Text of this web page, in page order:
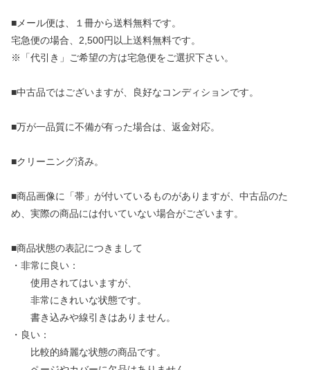
■メール便は、１冊から送料無料です。
宅急便の場合、2,500円以上送料無料です。
※「代引き」ご希望の方は宅急便をご選択下さい。
■中古品ではございますが、良好なコンディションです。
■万が一品質に不備が有った場合は、返金対応。
■クリーニング済み。
■商品画像に「帯」が付いているものがありますが、中古品のた
め、実際の商品には付いていない場合がございます。
■商品状態の表記につきまして
・非常に良い：
使用されてはいますが、
非常にきれいな状態です。
書き込みや線引きはありません。
・良い：
比較的綺麗な状態の商品です。